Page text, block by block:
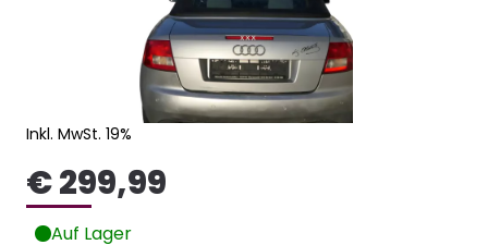
Inkl. MwSt. 19%
€ 299,99
Auf Lager